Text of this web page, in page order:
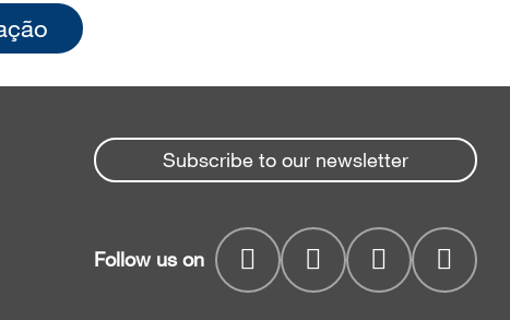
Subscribe to our newsletter
Follow us on